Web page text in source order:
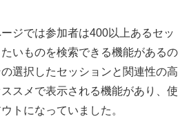
ジでは参加者は400以上あるセッ
いものを検索できる機能があるの
選択したセッションと関連性の高
スメで表示される機能があり、使
トになっていました。